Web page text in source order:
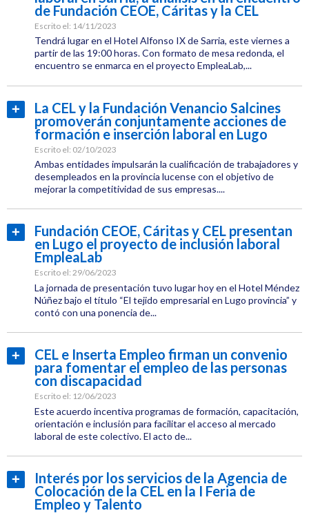
Etiquetas:
Jornadas
de Fundación CEOE, Cáritas y la CEL
Escrito el: 14/11/2023
Tendrá lugar en el Hotel Alfonso IX de Sarria, este viernes a
partir de las 19:00 horas. Con formato de mesa redonda, el
encuentro se enmarca en el proyecto EmpleaLab,...
Empleo
Etiquetas:
CEL
Jornadas
Empleo
La CEL y la Fundación Venancio Salcines
promoverán conjuntamente acciones de
formación e inserción laboral en Lugo
Escrito el: 02/10/2023
Ambas entidades impulsarán la cualificación de trabajadores y
desempleados en la provincia lucense con el objetivo de
mejorar la competitividad de sus empresas....
más...
CEL
Institucional
Etiquetas:
Acuerdos
Empleo
Fundación CEOE, Cáritas y CEL presentan
en Lugo el proyecto de inclusión laboral
EmpleaLab
Escrito el: 29/06/2023
La jornada de presentación tuvo lugar hoy en el Hotel Méndez
Núñez bajo el título “El tejido empresarial en Lugo provincia” y
contó con una ponencia de...
Leer
más...
CEL
Institucional
Etiquetas:
Jornadas
CEL e Inserta Empleo firman un convenio
para fomentar el empleo de las personas
con discapacidad
Escrito el: 12/06/2023
Este acuerdo incentiva programas de formación, capacitación,
orientación e inclusión para facilitar el acceso al mercado
laboral de este colectivo. El acto de...
Leer
más...
CEL
Institucional
Etiquetas:
Interés por los servicios de la Agencia de
Colocación de la CEL en la I Feria de
Empleo y Talento
más...